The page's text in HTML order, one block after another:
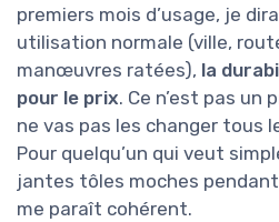
premiers mois d’usage, je
utilisation normale (ville,
manœuvres ratées), la
pour le prix. Ce n’est pas
ne vas pas les changer tous
Pour quelqu’un qui veut
jantes tôles moches
me paraît cohérent.